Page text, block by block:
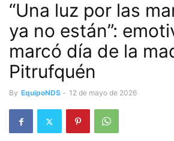
“Una luz por las
ya no están”:
marcó día de la
Pitrufquén
By EquipoNDS - 12 de mayo de 2026